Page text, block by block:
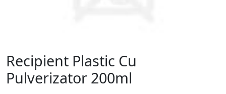
Recipient Plastic Cu
Pulverizator 200ml